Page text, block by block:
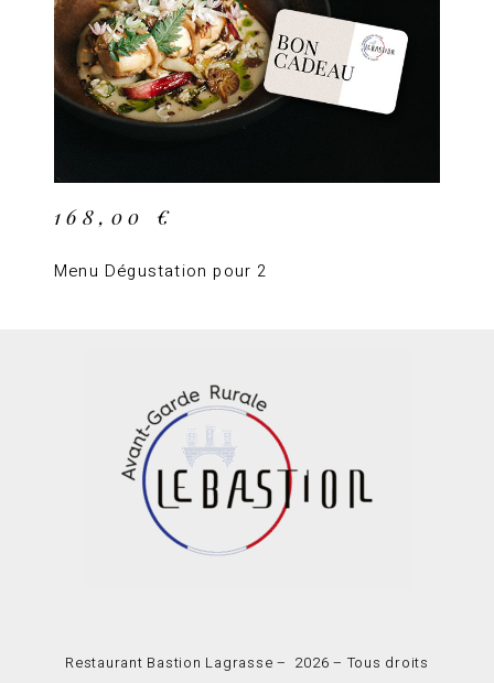
168,00 €
Menu Dégustation pour 2
Restaurant Bastion Lagrasse – 2026 – Tous droits